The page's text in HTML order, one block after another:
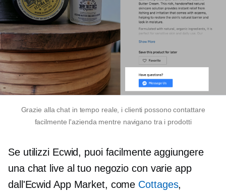
Grazie alla chat in tempo reale, i clienti possono contattare
facilmente l'azienda mentre navigano tra i prodotti
Se utilizzi Ecwid, puoi facilmente aggiungere
una chat live al tuo negozio con varie app
dall'Ecwid App Market, come Cottages,